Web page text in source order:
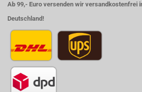
Ab 99,- Euro versenden wir versandkostenfrei
Deutschland!